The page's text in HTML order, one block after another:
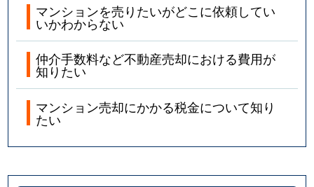
マンションを売りたいがどこに依頼してい
いかわからない
仲介手数料など不動産売却における費用が
知りたい
マンション売却にかかる税金について知り
たい